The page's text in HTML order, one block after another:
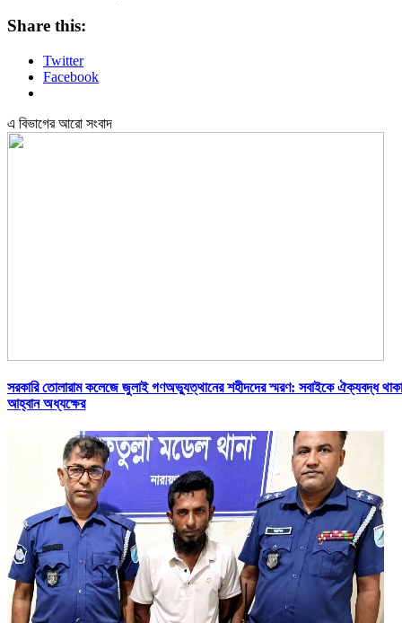
Share this:
Twitter
Facebook
এ বিভাগের আরো সংবাদ
সরকারি তোলারাম কলেজে জুলাই গণঅভ্যুত্থানের শহীদদের স্মরণ: সবাইকে ঐক্যবদ্ধ
আহ্বান অধ্যক্ষের